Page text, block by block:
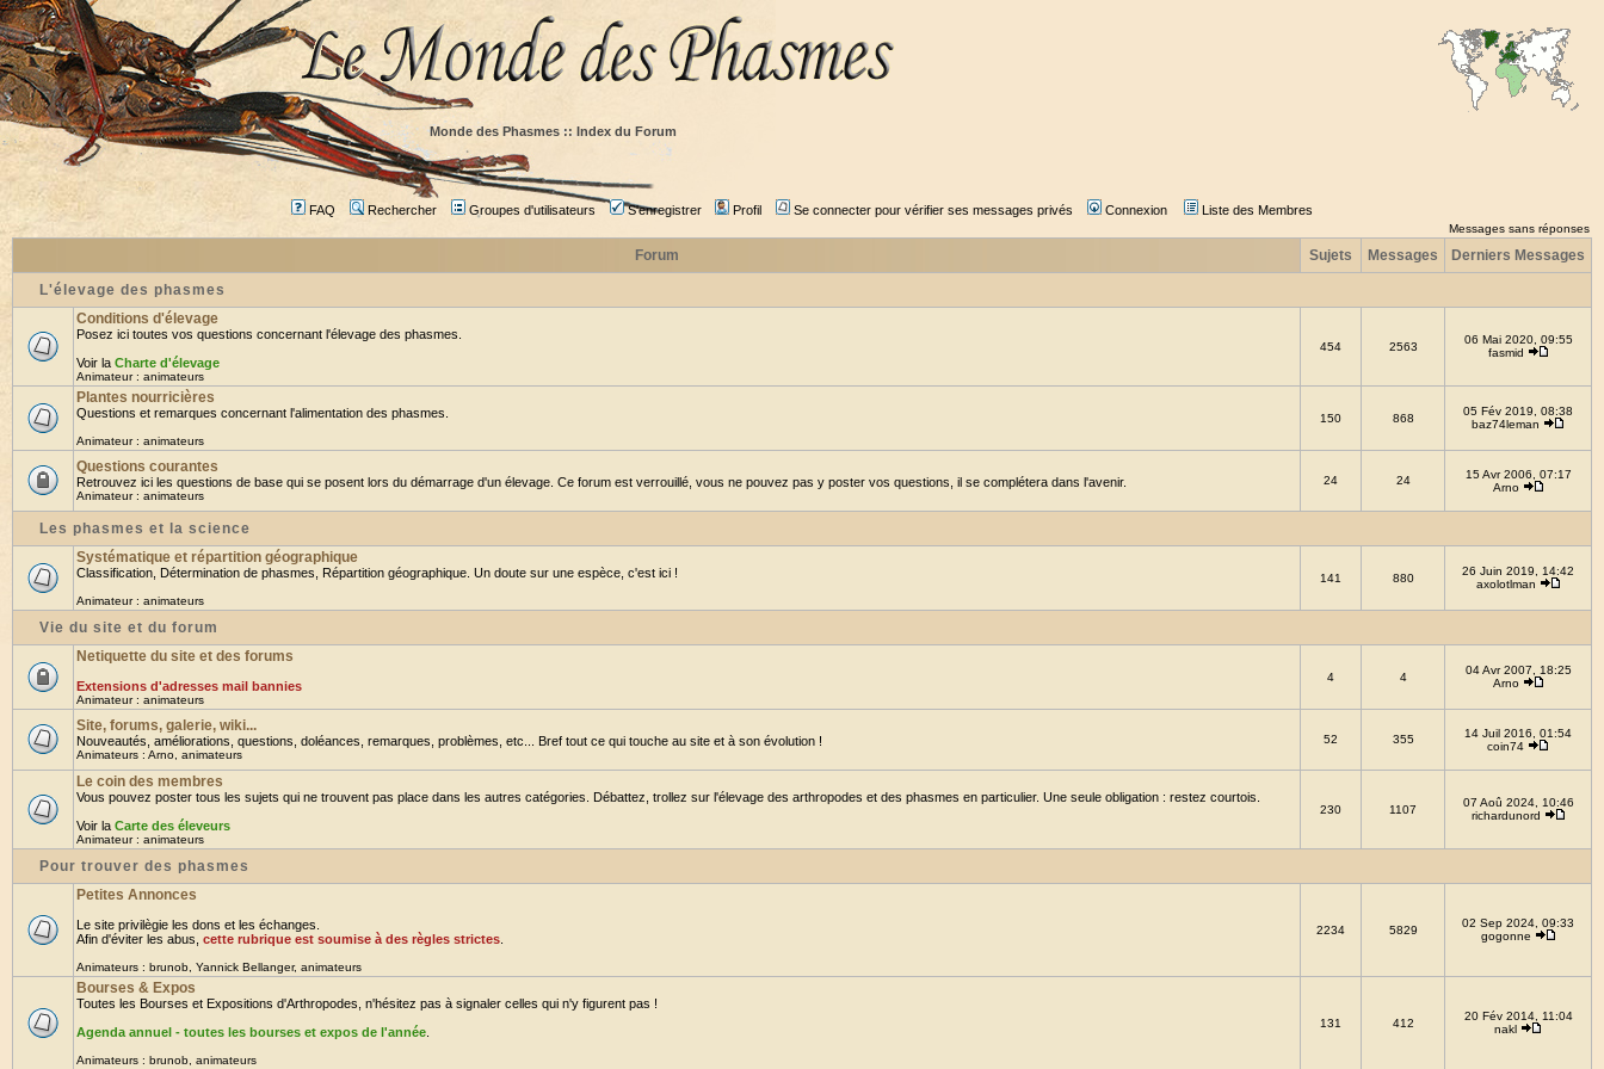
Monde des Phasmes :: Index du Forum
FAQ Rechercher Groupes d'utilisateurs S'enregistrer Profil Se connecter pour vérifier ses messages privés Connexion Liste des Membres
Messages sans réponses
Forum Sujets Messages Derniers Messages
L'élevage des phasmes
Conditions d'élevage
Posez ici toutes vos questions concernant l'élevage des phasmes.
Voir la Charte d'élevage
Animateur : animateurs
454 2563
06 Mai 2020, 09:55
fasmid
Plantes nourricières
Questions et remarques concernant l'alimentation des phasmes.
Animateur : animateurs
150 868
05 Fév 2019, 08:38
baz74leman
Questions courantes
Retrouvez ici les questions de base qui se posent lors du démarrage d'un élevage. Ce forum est verrouillé, vous ne pouvez pas y poster vos questions, il se complétera dans l'avenir.
Animateur : animateurs
24 24
15 Avr 2006, 07:17
Arno
Les phasmes et la science
Systématique et répartition géographique
Classification, Détermination de phasmes, Répartition géographique. Un doute sur une espèce, c'est ici !
Animateur : animateurs
141 880
26 Juin 2019, 14:42
axolotlman
Vie du site et du forum
Netiquette du site et des forums
Extensions d'adresses mail bannies
Animateur : animateurs
4 4
04 Avr 2007, 18:25
Arno
Site, forums, galerie, wiki...
Nouveautés, améliorations, questions, doléances, remarques, problèmes, etc... Bref tout ce qui touche au site et à son évolution !
Animateurs : Arno animateurs
52 355
14 Juil 2016, 01:54
coin74
Le coin des membres
Vous pouvez poster tous les sujets qui ne trouvent pas place dans les autres catégories. Débattez, trollez sur l'élevage des arthropodes et des phasmes en particulier. Une seule obligation : restez courtois.
Voir la Carte des éleveurs
Animateur : animateurs
230 1107
07 Aoû 2024, 10:46
richardunord
Pour trouver des phasmes
Petites Annonces
Le site privilègie les dons et les échanges.
Afin d'éviter les abus, cette rubrique est soumise à des règles strictes
Animateurs : brunob Yannick Bellanger, animateurs
2234 5829
02 Sep 2024, 09:33
gogonne
Bourses & Expos
Toutes les Bourses et Expositions d'Arthropodes, n'hésitez pas à signaler celles qui n'y figurent pas !
Agenda annuel - toutes les bourses et expos de l'année
Animateurs : brunob animateurs
131 412
20 Fév 2014, 11:04
nakl